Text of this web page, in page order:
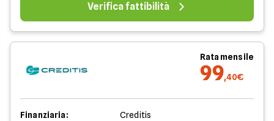
Verifica fattibilità
Rata mensile
99,40€
Finanziaria:
Creditis